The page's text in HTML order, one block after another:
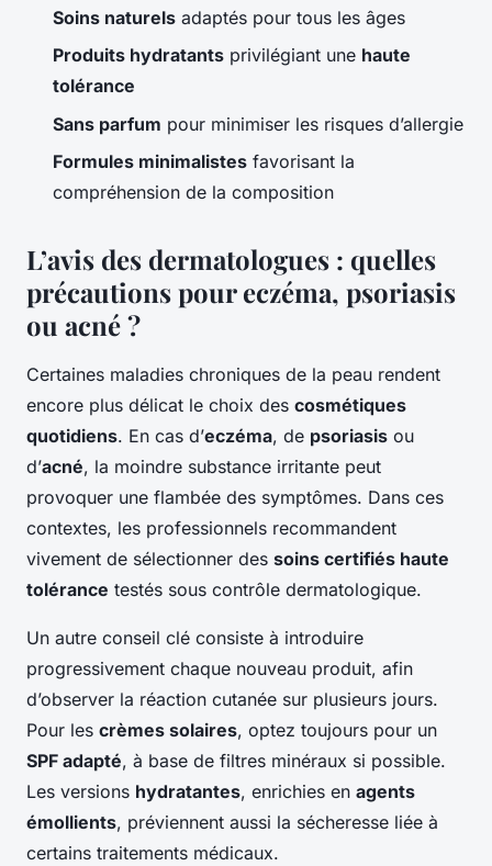
Soins naturels adaptés pour tous les âges
Produits hydratants privilégiant une haute
tolérance
Sans parfum pour minimiser les risques d’allergie
Formules minimalistes favorisant la
compréhension de la composition
L’avis des dermatologues : quelles
précautions pour eczéma, psoriasis
ou acné ?
Certaines maladies chroniques de la peau rendent
encore plus délicat le choix des cosmétiques
quotidiens. En cas d’eczéma, de psoriasis ou
d’acné, la moindre substance irritante peut
provoquer une flambée des symptômes. Dans ces
contextes, les professionnels recommandent
vivement de sélectionner des soins certifiés haute
tolérance testés sous contrôle dermatologique.
Un autre conseil clé consiste à introduire
progressivement chaque nouveau produit, afin
d’observer la réaction cutanée sur plusieurs jours.
Pour les crèmes solaires, optez toujours pour un
SPF adapté, à base de filtres minéraux si possible.
Les versions hydratantes, enrichies en agents
émollients, préviennent aussi la sécheresse liée à
certains traitements médicaux.